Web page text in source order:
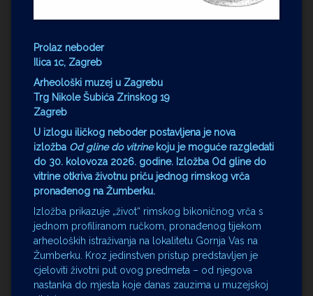
Prolaz neboder
Ilica 1c, Zagreb
Arheološki muzej u Zagrebu
Trg Nikole Šubića Zrinskog 19
Zagreb
U izlogu iličkog neboder postavljena je nova
izložba Od gline do vitrine koju je moguće razgledati
do 30. kolovoza 2026. godine. Izložba Od gline do
vitrine otkriva životnu priču jednog rimskog vrča
pronađenog na Žumberku.
Izložba prikazuje „život“ rimskog bikoničnog vrča s
jednom profiliranom ručkom, pronađenog tijekom
arheoloških istraživanja na lokalitetu Gornja Vas na
Žumberku. Kroz jedinstven pristup predstavljen je
cjeloviti životni put ovog predmeta – od njegova
nastanka do mjesta koje danas zauzima u muzejskoj